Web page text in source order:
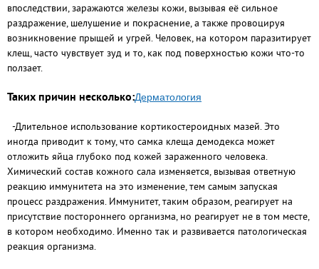
впоследствии, заражаются железы кожи, вызывая её сильное
раздражение, шелушение и покраснение, а также провоцируя
возникновение прыщей и угрей. Человек, на котором паразитирует
клещ, часто чувствует зуд и то, как под поверхностью кожи что-то
ползает.
Таких причин несколько:Дерматология
-Длительное использование кортикостероидных мазей. Это
иногда приводит к тому, что самка клеща демодекса может
отложить яйца глубоко под кожей зараженного человека.
Химический состав кожного сала изменяется, вызывая ответную
реакцию иммунитета на это изменение, тем самым запуская
процесс раздражения. Иммунитет, таким образом, реагирует на
присутствие постороннего организма, но реагирует не в том месте,
в котором необходимо. Именно так и развивается патологическая
реакция организма.